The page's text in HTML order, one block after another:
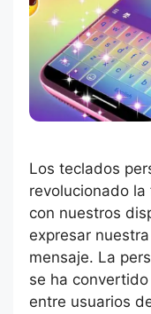
Los teclados
revolucionado
con nuestros
expresar
mensaje. La
se ha
entre usuarios